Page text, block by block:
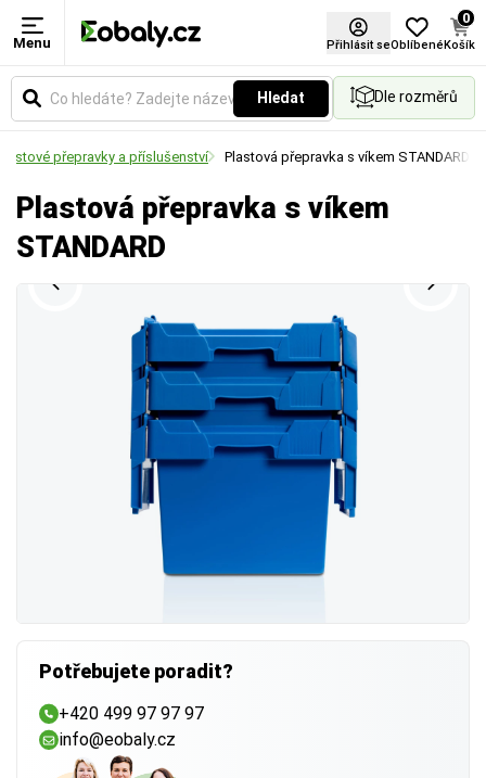
Menu Přihlásit seOblíbené
0
Košík
Hledat Dle rozměrů
přepravky a příslušenství Plastová přepravka s víkem STANDARD
Plastová přepravka s víkem
STANDARD
Potřebujete poradit?
+420 499 97 97 97
info@eobaly.cz